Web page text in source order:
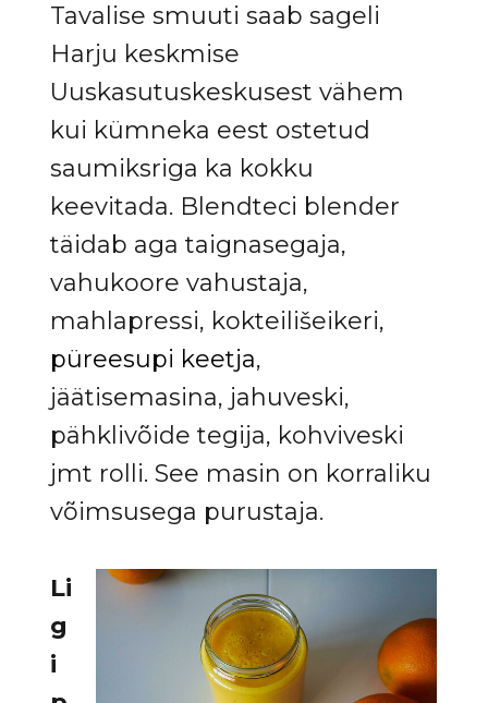
Tavalise smuuti saab sageli
Harju keskmise
Uuskasutuskeskusest vähem
kui kümneka eest ostetud
saumiksriga ka kokku
keevitada. Blendteci blender
täidab aga taignasegaja,
vahukoore vahustaja,
mahlapressi, kokteilišeikeri,
püreesupi keetja,
jäätisemasina, jahuveski,
pähklivõide tegija, kohviveski
jmt rolli. See masin on korraliku
võimsusega purustaja.
Li
g
i